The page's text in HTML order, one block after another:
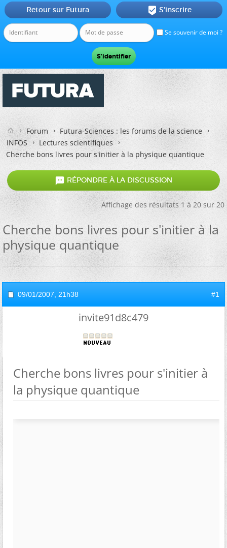
Se souvenir de moi ?
Retour sur Futura  S'inscrire
Forum
Futura-Sciences : les forums de la science
INFOS
Lectures scientifiques
Cherche bons livres pour s'initier à la physique quantique
 RÉPONDRE À LA DISCUSSION
Affichage des résultats 1 à 20 sur 20
Cherche bons livres pour s'initier à la
physique quantique
09/01/2007, 21h38 #1
invite91d8c479
Cherche bons livres pour s'initier à
la physique quantique